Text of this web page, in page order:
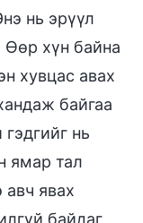
нь эрүүл
Өөр хүн байна
хувцас авах
байгаа
нь
ямар тал
авч явах
байдаг.